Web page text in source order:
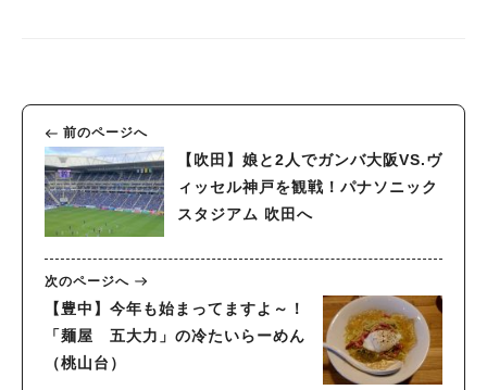
前のページへ
【吹田】娘と2人でガンバ大阪VS.ヴ
ィッセル神戸を観戦！パナソニック
スタジアム 吹田へ
次のページへ
【豊中】今年も始まってますよ～！
「麺屋 五大力」の冷たいらーめん
（桃山台）